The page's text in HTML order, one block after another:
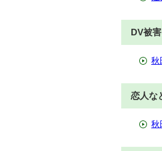
DV被
秋
恋人な
秋